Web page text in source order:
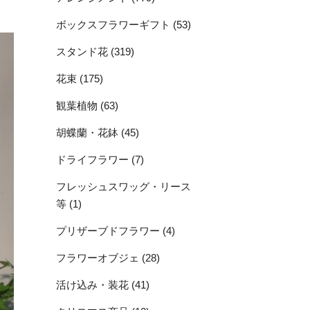
ボックスフラワーギフト (53)
スタンド花 (319)
花束 (175)
観葉植物 (63)
胡蝶蘭・花鉢 (45)
ドライフラワー (7)
フレッシュスワッグ・リース
等 (1)
プリザーブドフラワー (4)
フラワーオブジェ (28)
活け込み・装花 (41)